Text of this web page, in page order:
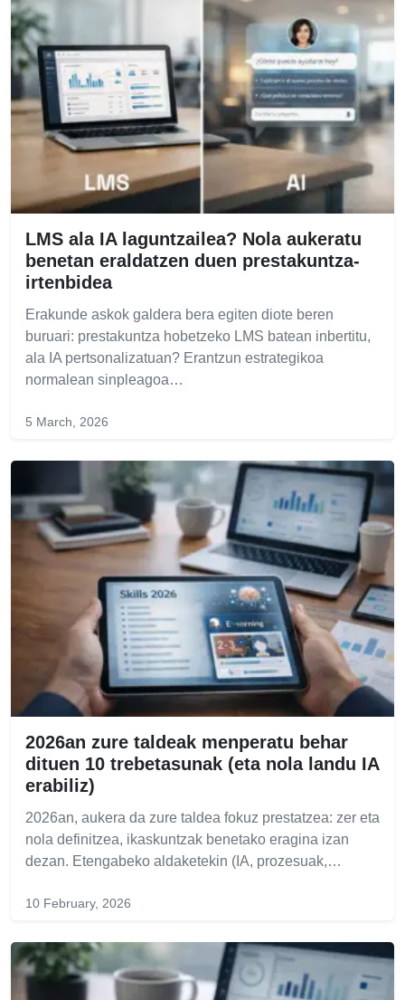
LMS ala IA laguntzailea? Nola aukeratu
benetan eraldatzen duen prestakuntza-
irtenbidea
Erakunde askok galdera bera egiten diote beren
buruari: prestakuntza hobetzeko LMS batean inbertitu,
ala IA pertsonalizatuan? Erantzun estrategikoa
normalean sinpleagoa…
5 March, 2026
2026an zure taldeak menperatu behar
dituen 10 trebetasunak (eta nola landu IA
erabiliz)
2026an, aukera da zure taldea fokuz prestatzea: zer eta
nola definitzea, ikaskuntzak benetako eragina izan
dezan. Etengabeko aldaketekin (IA, prozesuak,…
10 February, 2026